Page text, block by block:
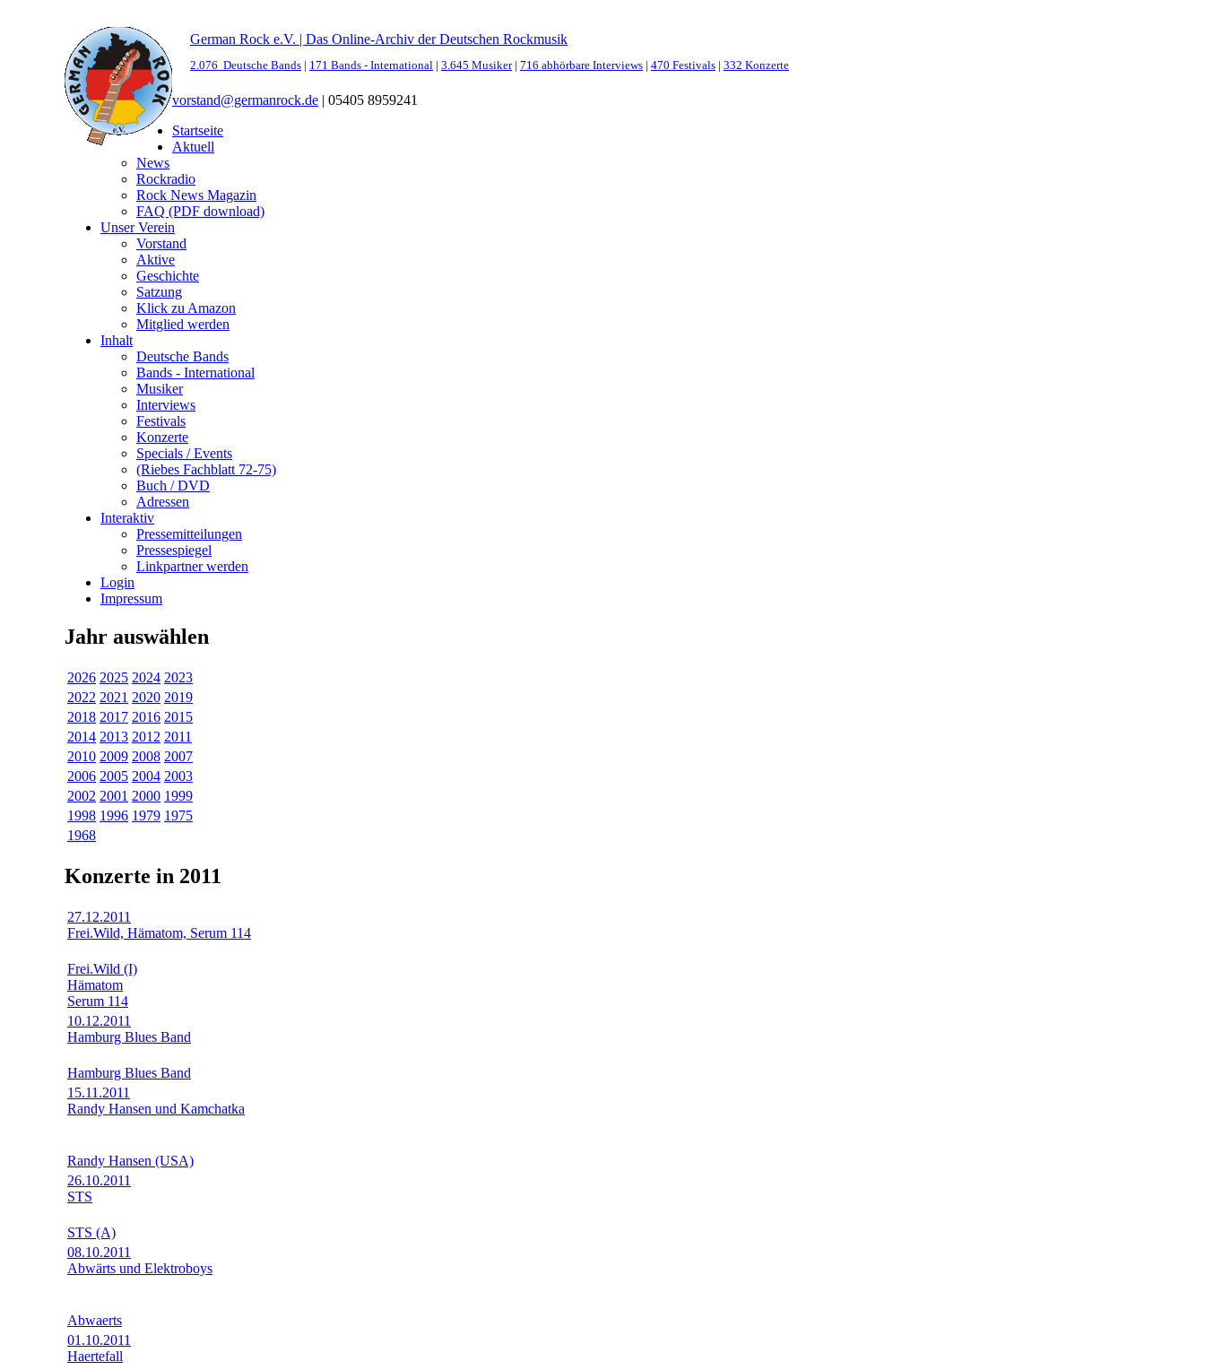
German Rock e.V. | Das Online-Archiv der Deutschen Rockmusik
2.076 Deutsche Bands 171 Bands - International 3.645 Musiker| 716 abhörbare Interviews 470 Festivals 332 Konzerte
vorstand@germanrock.de | 05405 8959241
Startseite
Aktuell
News
Rockradio
Rock News Magazin
FAQ (PDF download)
Unser Verein
Vorstand
Aktive
Geschichte
Satzung
Klick zu Amazon
Mitglied werden
Inhalt
Deutsche Bands
Bands - International
Musiker
Interviews
Festivals
Konzerte
Specials / Events
(Riebes Fachblatt 72-75)
Buch / DVD
Adressen
Interaktiv
Pressemitteilungen
Pressespiegel
Linkpartner werden
Login
Impressum
Jahr auswählen
2026 2025 2024 2023
2022 2021 2020 2019
2018 2017 2016 2015
2014 2013 2012 2011
2010 2009 2008 2007
2006 2005 2004 2003
2002 2001 2000 1999
1998 1996 1979 1975
1968
Konzerte in 2011
27.12.2011
Frei.Wild, Hämatom, Serum 114
Frei.Wild (I)
Hämatom
Serum 114
10.12.2011
Hamburg Blues Band
Hamburg Blues Band
15.11.2011
Randy Hansen und Kamchatka
Randy Hansen (USA)
26.10.2011
STS
STS (A)
08.10.2011
Abwärts und Elektroboys
Abwaerts
01.10.2011
Haertefall